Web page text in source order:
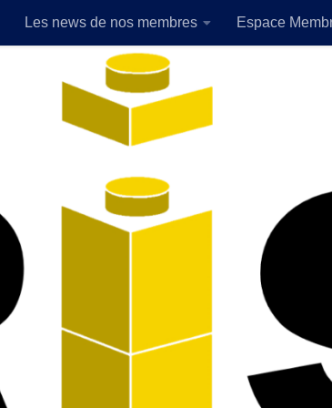
Les news de nos membres Espace